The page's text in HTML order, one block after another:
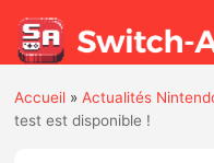
Accueil »Actualités
test est disponible !